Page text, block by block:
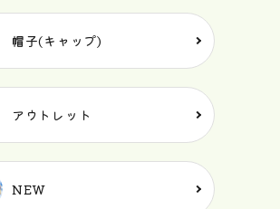
帽子(キャップ)
アウトレット
NEW